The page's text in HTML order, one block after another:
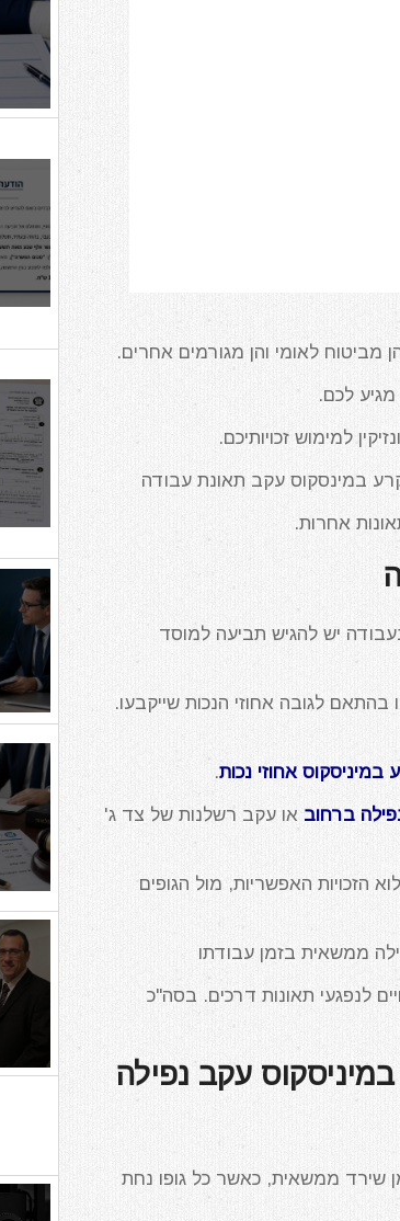
מביטוח לאומי והן מגורמים אחרים.
לכם.
ונזיקין למימוש זכויותיכם.
במינסקוס עקב תאונת עבודה
אחרות.
יש להגיש תביעה למוסד
לגובה אחוזי הנכות שייקבעו.
במיניסקוס אחוזי נכות.
ברחוב או עקב רשלנות של צד ג'
הזכויות האפשריות, מול הגופים
ממשאית בזמן עבודתו
לנפגעי תאונות דרכים. בסה"כ
עקב נפילה
נפל בזמן שירד ממשאית, כאשר כל גופו נחת